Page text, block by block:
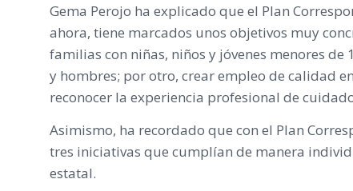
Gema Perojo ha explicado que el Plan
ahora, tiene marcados unos objetivos muy
familias con niñas, niños y jóvenes menores
y hombres; por otro, crear empleo de calidad
reconocer la experiencia profesional de
Asimismo, ha recordado que con el Plan
tres iniciativas que cumplían de manera
estatal.